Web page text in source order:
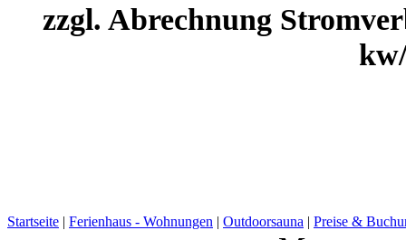
zzgl. Abrechnung
Startseite | Ferienhaus - Wohnungen | Outdoorsauna | Preise &